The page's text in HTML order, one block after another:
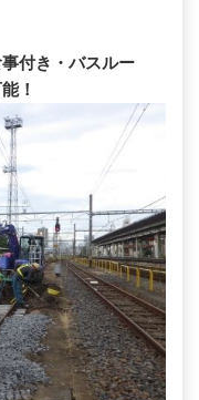
付き・バスルー
！